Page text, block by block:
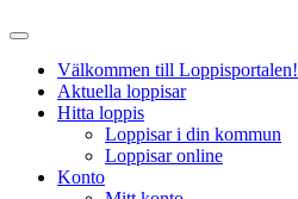
Välkommen till Loppisportalen!
Aktuella loppisar
Hitta loppis
Loppisar i din kommun
Loppisar online
Konto